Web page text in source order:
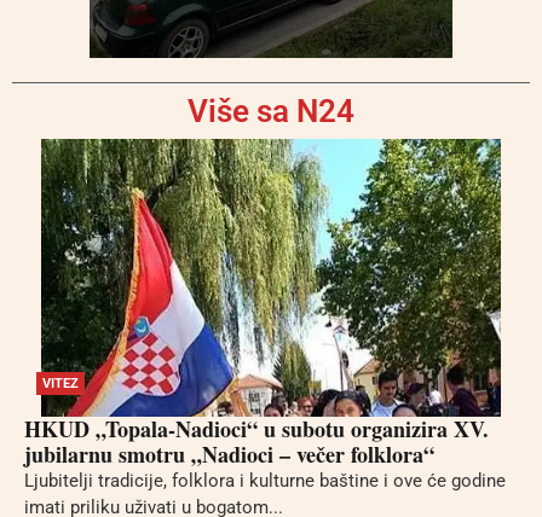
Više sa N24
VITEZ
HKUD „Topala-Nadioci“ u subotu organizira XV.
jubilarnu smotru „Nadioci – večer folklora“
Ljubitelji tradicije, folklora i kulturne baštine i ove će godine
imati priliku uživati u bogatom...